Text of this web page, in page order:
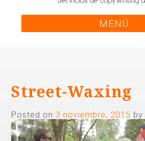
MENÚ
Street-Waxing
Posted on 3 noviembre, 2015 by